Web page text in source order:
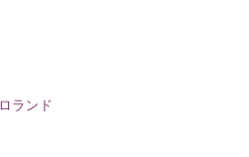
ランド